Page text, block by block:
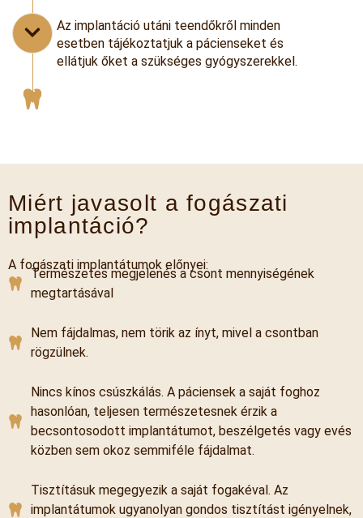
Az implantáció utáni teendőkről minden
esetben tájékoztatjuk a pácienseket és
ellátjuk őket a szükséges gyógyszerekkel.
Miért javasolt a fogászati
implantáció?
A fogászati implantátumok előnyei:
Természetes megjelenés a csont mennyiségének
megtartásával
Nem fájdalmas, nem törik az ínyt, mivel a csontban
rögzülnek.
Nincs kínos csúszkálás. A páciensek a saját foghoz
hasonlóan, teljesen természetesnek érzik a
becsontosodott implantátumot, beszélgetés vagy evés
közben sem okoz semmiféle fájdalmat.
Tisztításuk megegyezik a saját fogakéval. Az
implantátumok ugyanolyan gondos tisztítást igényelnek,